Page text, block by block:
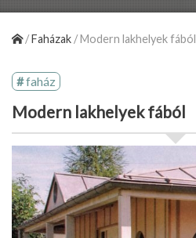
/Faházak /Modern lakhelyek fából
faház
Modern lakhelyek fából